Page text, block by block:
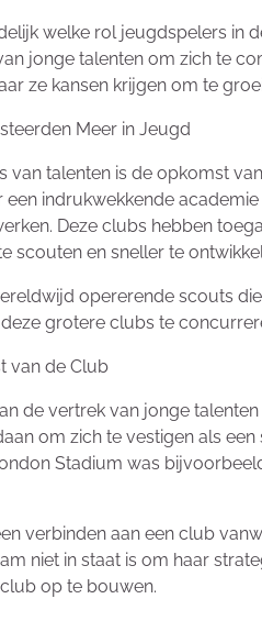
welke rol jeugdspelers in
jonge talenten om zich te
ze kansen krijgen om te
Meer in Jeugd
van talenten is de opkomst
indrukwekkende
Deze clubs hebben
scouten en sneller te
opererende scouts
grotere clubs te
van de Club
de vertrek van jonge
om zich te vestigen als
Stadium was
verbinden aan een club
niet in staat is om haar
op te bouwen.